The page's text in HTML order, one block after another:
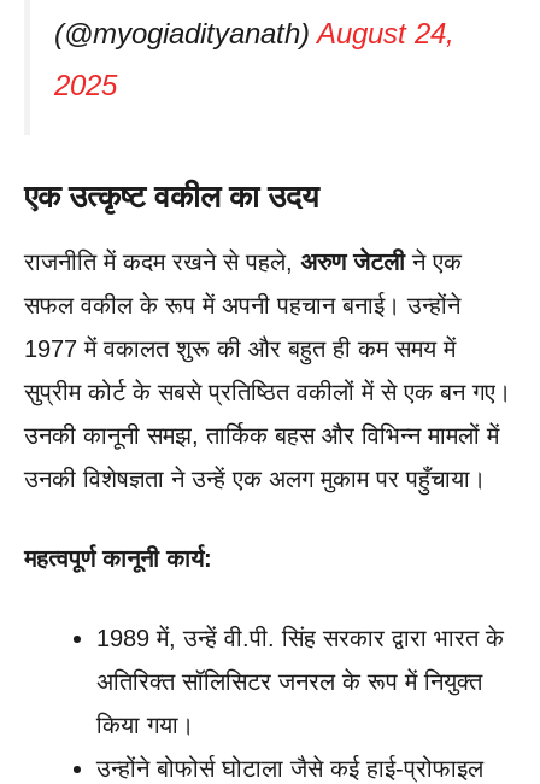
(@myogiadityanath)August 24,
2025
एक उत्कृष्ट वकील का उदय
राजनीति में कदम रखने से पहले, अरुण जेटलीने एक
सफल वकील के रूप में अपनी पहचान बनाई। उन्होंने
1977 में वकालत शुरू की और बहुत ही कम समय में
सुप्रीम कोर्ट के सबसे प्रतिष्ठित वकीलों में से एक बन गए।
उनकी कानूनी समझ, तार्किक बहस और विभिन्न मामलों में
उनकी विशेषज्ञता ने उन्हें एक अलग मुकाम पर पहुँचाया।
महत्वपूर्ण कानूनी कार्य:
1989 में, उन्हें वी.पी. सिंह सरकार द्वारा भारत के
अतिरिक्त सॉलिसिटर जनरल के रूप में नियुक्त
किया गया।
उन्होंने बोफोर्स घोटाला जैसे कई हाई-प्रोफाइल